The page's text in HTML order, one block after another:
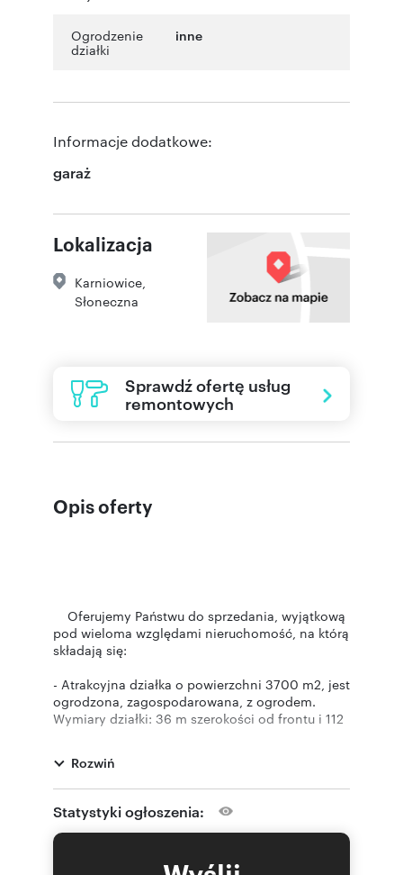
Ogrodzenie
działki
inne
Informacje dodatkowe:
garaż
Lokalizacja
Karniowice
Słoneczna
Sprawdź ofertę usług
remontowych
Opis oferty
Oferujemy Państwu do sprzedania, wyjątkową
pod wieloma względami nieruchomość, na którą
składają się:
- Atrakcyjna działka o powierzchni 3700 m2, jest
ogrodzona, zagospodarowana, z ogrodem.
Wymiary działki: 36 m szerokości od frontu i 112
jest budowlana i jest możliwość wybudowania
drugiego domu. Do tej części działki jest
wykonana nowa droga, na zasadzie
współwłasności. Duży ogród i utrzymywana
bujna trawa oraz celowy dostęp, pozwalają na
Rozwiń
Statystyki ogłoszenia: